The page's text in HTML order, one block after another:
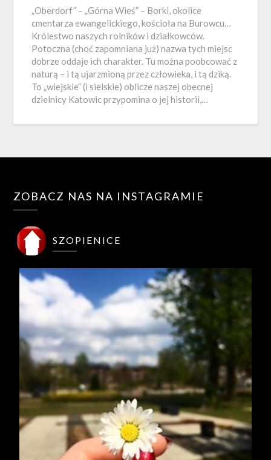
„Oberdorf” – „Górna Wieś” – Borki, okolice
cmentarza ewangelickiego, kościoła na Burowcu…
Królestwo naszych rolników i działkowców.
Potoczna (choć zapomniana już) nazwa tych miejsc
dobrze oddaje ich charakter. Tu można poobcować z
naturą – i tą ujarzmioną przez człowieka, i tą dziką.
To „wiejskie” (i sielskie) oblicze naszej obecnej
dzielnicy Katowic przypomina o jej historii,…
ZOBACZ NAS NA INSTAGRAMIE
SZOPIENICE